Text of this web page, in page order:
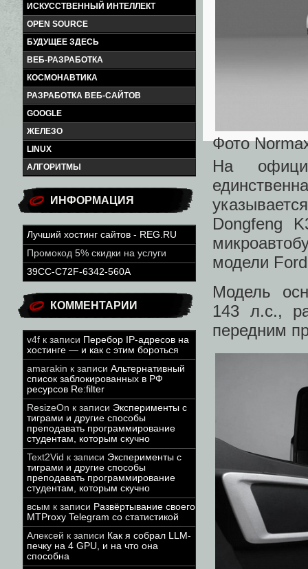
ИСКУССТВЕННЫЙ ИНТЕЛЛЕКТ
OPEN SOURCE
БУДУЩЕЕ ЗДЕСЬ
ВЕБ-РАЗРАБОТКА
КОСМОНАВТИКА
РАЗРАБОТКА ВЕБ-САЙТОВ
GOOGLE
ЖЕЛЕЗО
LINUX
АЛГОРИТМЫ
ИНФОРМАЦИЯ
Лучший хостинг сайтов - REG.RU
Промокод 5% скидки на услуги
39CC-C72F-6342-560A
КОММЕНТАРИИ
v4f к записи Перебор IP-адресов на
хостинге — и как с этим бороться
amarakin к записи Альтернативный
список заблокированных в РФ
ресурсов Re:filter
ResizeOn к записи Эксперименты с
тиграми и другие способы
преподавать программирование
студентам, которым скучно
Text2Vid к записи Эксперименты с
тиграми и другие способы
преподавать программирование
студентам, которым скучно
всым к записи Развёртывание своего
MTProxy Telegram со статистикой
Алексей к записи Как я собрал LLM-
печку на 4 GPU, и на что она
способна
Фото
На
Dongfeng
модели
Модель
143 л.с.,
передним